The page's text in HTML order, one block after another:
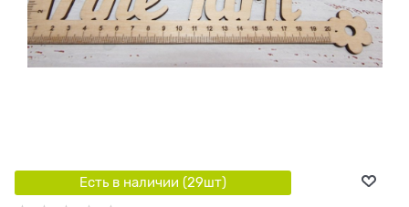
Есть в наличии (29шт)